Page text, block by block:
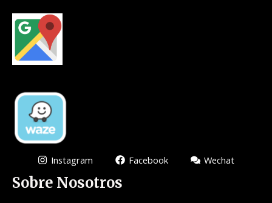
Instagram Facebook Wechat
Sobre Nosotros